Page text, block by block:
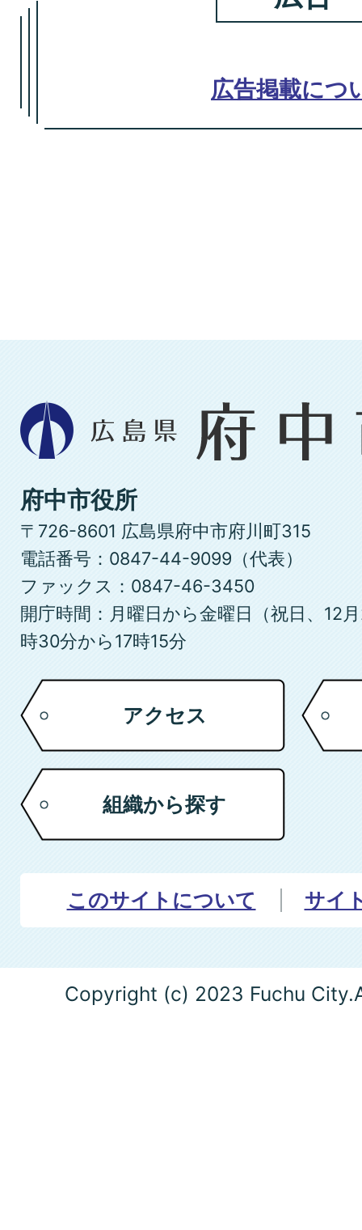
広告掲載につ
広
島
県
府
中
市
府中市役所
〒726-8601 広島県府中市府川町315
電話番号：0847-44-9099（代表）
ファックス：0847-46-3450
開庁時間：月曜日から金曜日（祝日、12
時30分から17時15分
アクセス
組織から探す
このサイトについて サイ
Copyright (c) 2023 Fuchu